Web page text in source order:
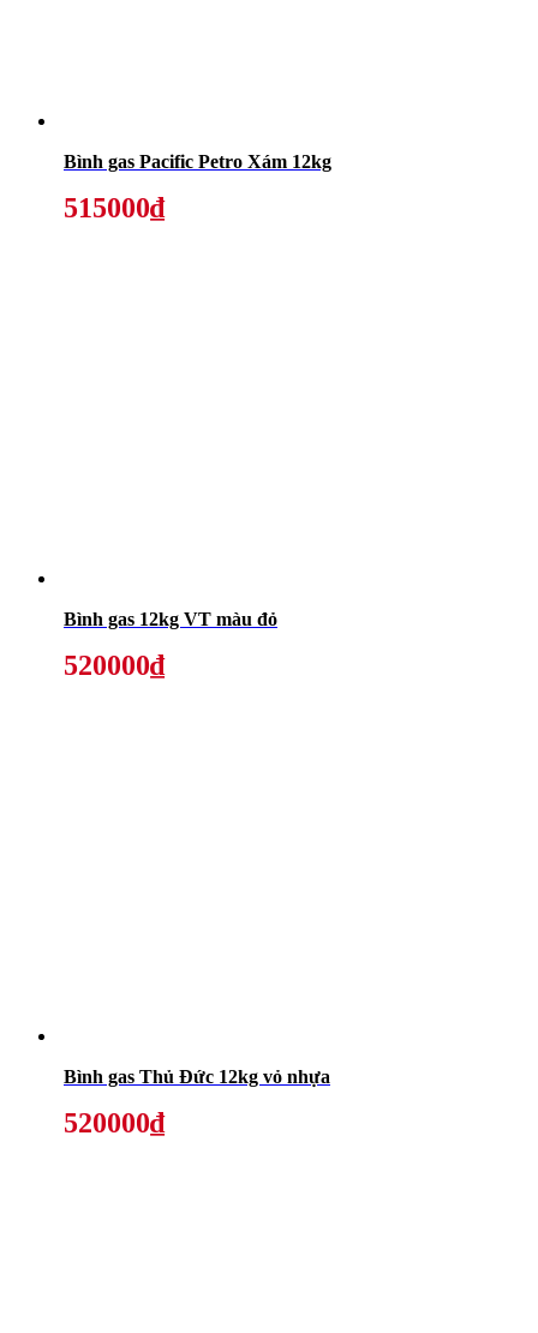
Bình gas Pacific Petro Xám 12kg
515000₫
Bình gas 12kg VT màu đỏ
520000₫
Bình gas Thủ Đức 12kg vỏ nhựa
520000₫